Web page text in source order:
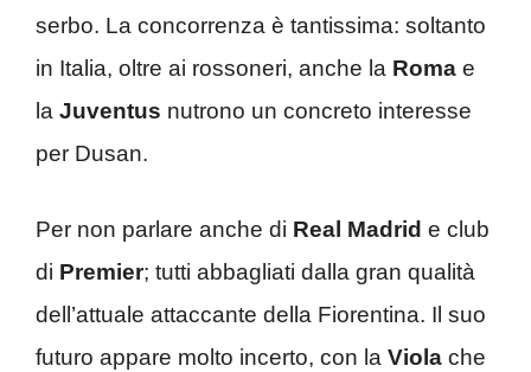
serbo. La concorrenza è tantissima: soltanto
in Italia, oltre ai rossoneri, anche la Roma e
la Juventus nutrono un concreto interesse
per Dusan.
Per non parlare anche di Real Madrid e club
di Premier; tutti abbagliati dalla gran qualità
dell’attuale attaccante della Fiorentina. Il suo
futuro appare molto incerto, con la Viola che